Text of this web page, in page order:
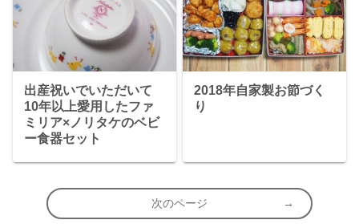
出産祝いでいただいて
10年以上愛用したファ
ミリア×ノリタケのベビ
ー食器セット
2018年自家製お節づく
り
次のページ